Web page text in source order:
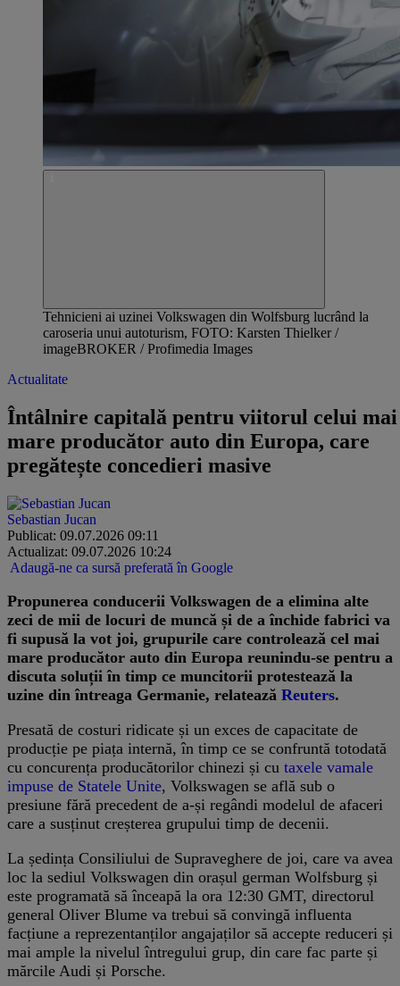
Tehnicieni ai uzinei Volkswagen din Wolfsburg lucrând la
caroseria unui autoturism, FOTO: Karsten Thielker /
imageBROKER / Profimedia Images
Actualitate
Întâlnire capitală pentru viitorul celui mai
mare producător auto din Europa, care
pregătește concedieri masive
Sebastian Jucan
Publicat: 09.07.2026 09:11
Actualizat: 09.07.2026 10:24
Adaugă-ne ca sursă preferată în Google
Propunerea conducerii Volkswagen de a elimina alte
zeci de mii de locuri de muncă și de a închide fabrici va
fi supusă la vot joi, grupurile care controlează cel mai
mare producător auto din Europa reunindu-se pentru a
discuta soluții în timp ce muncitorii protestează la
uzine din întreaga Germanie, relatează Reuters.
Presată de costuri ridicate și un exces de capacitate de
producție pe piața internă, în timp ce se confruntă totodată
cu concurența producătorilor chinezi și cu taxele vamale
impuse de Statele Unite, Volkswagen se află sub o
presiune fără precedent de a-și regândi modelul de afaceri
care a susținut creșterea grupului timp de decenii.
La ședința Consiliului de Supraveghere de joi, care va avea
loc la sediul Volkswagen din orașul german Wolfsburg și
este programată să înceapă la ora 12:30 GMT, directorul
general Oliver Blume va trebui să convingă influenta
facțiune a reprezentanților angajaților să accepte reduceri și
mai ample la nivelul întregului grup, din care fac parte și
mărcile Audi și Porsche.